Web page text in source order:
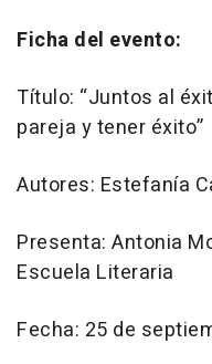
Ficha del evento:
Título: “Juntos al
pareja y tener éxito”
Autores: Estefanía
Presenta: Antonia
Escuela Literaria
Fecha: 25 de